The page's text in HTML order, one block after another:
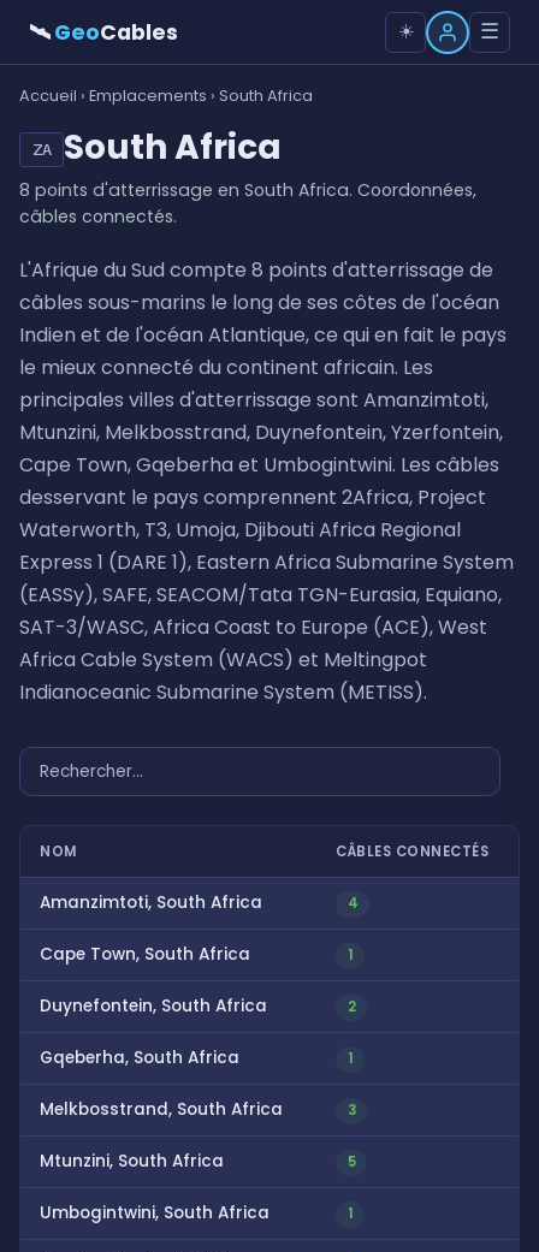
🛰GeoCables ☀️ ☰
Accueil › Emplacements › South Africa
ZA South Africa
8 points d'atterrissage en South Africa. Coordonnées,
câbles connectés.
L'Afrique du Sud compte 8 points d'atterrissage de
câbles sous-marins le long de ses côtes de l'océan
Indien et de l'océan Atlantique, ce qui en fait le pays
le mieux connecté du continent africain. Les
principales villes d'atterrissage sont Amanzimtoti,
Mtunzini, Melkbosstrand, Duynefontein, Yzerfontein,
Cape Town, Gqeberha et Umbogintwini. Les câbles
desservant le pays comprennent 2Africa, Project
Waterworth, T3, Umoja, Djibouti Africa Regional
Express 1 (DARE 1), Eastern Africa Submarine System
(EASSy), SAFE, SEACOM/Tata TGN-Eurasia, Equiano,
SAT-3/WASC, Africa Coast to Europe (ACE), West
Africa Cable System (WACS) et Meltingpot
Indianoceanic Submarine System (METISS).
NOM CÂBLES CONNECTÉS
Amanzimtoti, South Africa 4
Cape Town, South Africa 1
Duynefontein, South Africa 2
Gqeberha, South Africa 1
Melkbosstrand, South Africa 3
Mtunzini, South Africa 5
Umbogintwini, South Africa 1